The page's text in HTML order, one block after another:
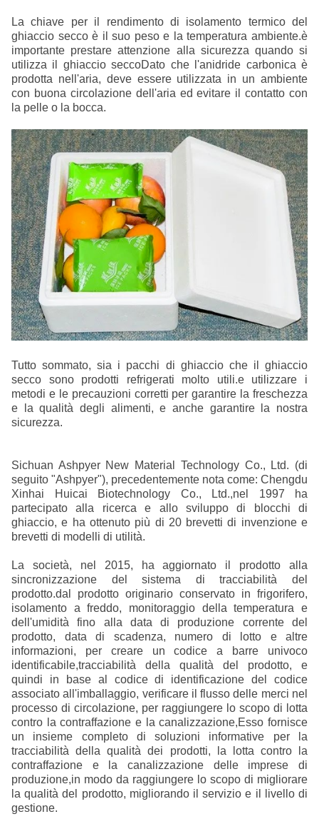
La chiave per il rendimento di isolamento termico del
ghiaccio secco è il suo peso e la temperatura ambiente.è
importante prestare attenzione alla sicurezza quando si
utilizza il ghiaccio seccoDato che l'anidride carbonica è
prodotta nell'aria, deve essere utilizzata in un ambiente
con buona circolazione dell'aria ed evitare il contatto con
la pelle o la bocca.
Tutto sommato, sia i pacchi di ghiaccio che il ghiaccio
secco sono prodotti refrigerati molto utili.e utilizzare i
metodi e le precauzioni corretti per garantire la freschezza
e la qualità degli alimenti, e anche garantire la nostra
sicurezza.
Sichuan Ashpyer New Material Technology Co., Ltd. (di
seguito "Ashpyer"), precedentemente nota come: Chengdu
Xinhai Huicai Biotechnology Co., Ltd.,nel 1997 ha
partecipato alla ricerca e allo sviluppo di blocchi di
ghiaccio, e ha ottenuto più di 20 brevetti di invenzione e
brevetti di modelli di utilità.
La società, nel 2015, ha aggiornato il prodotto alla
sincronizzazione del sistema di tracciabilità del
prodotto.dal prodotto originario conservato in frigorifero,
isolamento a freddo, monitoraggio della temperatura e
dell'umidità fino alla data di produzione corrente del
prodotto, data di scadenza, numero di lotto e altre
informazioni, per creare un codice a barre univoco
identificabile,tracciabilità della qualità del prodotto, e
quindi in base al codice di identificazione del codice
associato all'imballaggio, verificare il flusso delle merci nel
processo di circolazione, per raggiungere lo scopo di lotta
contro la contraffazione e la canalizzazione,Esso fornisce
un insieme completo di soluzioni informative per la
tracciabilità della qualità dei prodotti, la lotta contro la
contraffazione e la canalizzazione delle imprese di
produzione,in modo da raggiungere lo scopo di migliorare
la qualità del prodotto, migliorando il servizio e il livello di
gestione.